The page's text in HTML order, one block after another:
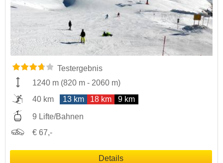
Testergebnis
1240 m (820 m - 2060 m)
40 km
13 km 18 km 9 km
9 Lifte/Bahnen
€ 67,-
Details